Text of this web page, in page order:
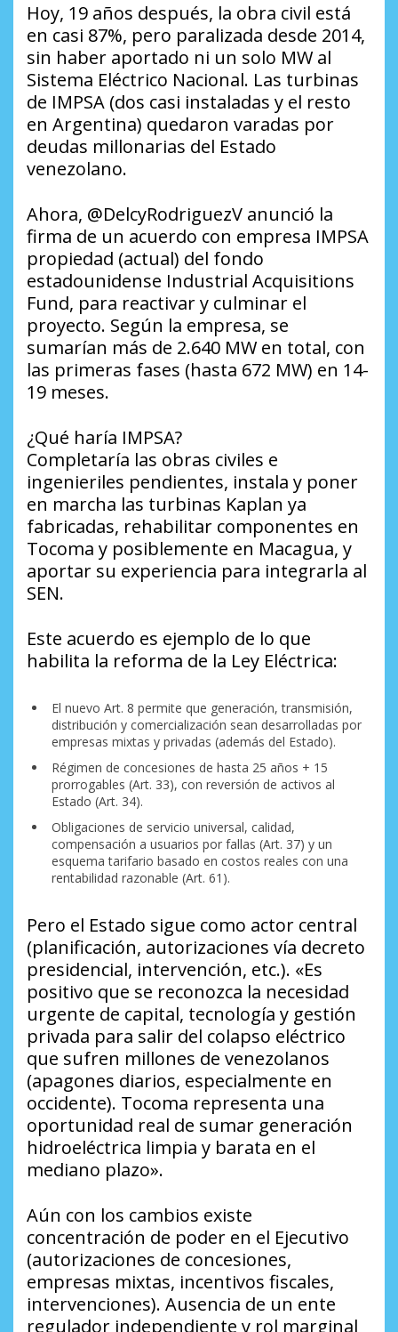
Hoy, 19 años después, la obra civil está
en casi 87%, pero paralizada desde 2014,
sin haber aportado ni un solo MW al
Sistema Eléctrico Nacional. Las turbinas
de IMPSA (dos casi instaladas y el resto
en Argentina) quedaron varadas por
deudas millonarias del Estado
venezolano.
Ahora, @DelcyRodriguezV anunció la
firma de un acuerdo con empresa IMPSA
propiedad (actual) del fondo
estadounidense Industrial Acquisitions
Fund, para reactivar y culminar el
proyecto. Según la empresa, se
sumarían más de 2.640 MW en total, con
las primeras fases (hasta 672 MW) en 14-
19 meses.
¿Qué haría IMPSA?
Completaría las obras civiles e
ingenieriles pendientes, instala y poner
en marcha las turbinas Kaplan ya
fabricadas, rehabilitar componentes en
Tocoma y posiblemente en Macagua, y
aportar su experiencia para integrarla al
SEN.
Este acuerdo es ejemplo de lo que
habilita la reforma de la Ley Eléctrica:
El nuevo Art. 8 permite que generación, transmisión,
distribución y comercialización sean desarrolladas por
empresas mixtas y privadas (además del Estado).
Régimen de concesiones de hasta 25 años + 15
prorrogables (Art. 33), con reversión de activos al
Estado (Art. 34).
Obligaciones de servicio universal, calidad,
compensación a usuarios por fallas (Art. 37) y un
esquema tarifario basado en costos reales con una
rentabilidad razonable (Art. 61).
Pero el Estado sigue como actor central
(planificación, autorizaciones vía decreto
presidencial, intervención, etc.). «Es
positivo que se reconozca la necesidad
urgente de capital, tecnología y gestión
privada para salir del colapso eléctrico
que sufren millones de venezolanos
(apagones diarios, especialmente en
occidente). Tocoma representa una
oportunidad real de sumar generación
hidroeléctrica limpia y barata en el
mediano plazo».
Aún con los cambios existe
concentración de poder en el Ejecutivo
(autorizaciones de concesiones,
empresas mixtas, incentivos fiscales,
intervenciones). Ausencia de un ente
regulador independiente y rol marginal